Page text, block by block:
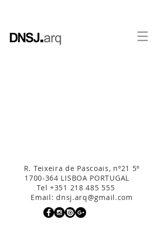
R. Teixeira de Pascoais, nº21 5º
1700-364 LISBOA PORTUGAL
Tel+351 218 485 555
Email:dnsj.arq@gmail.com